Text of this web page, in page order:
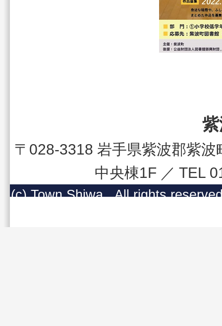
〒028-3318 岩手県紫波郡紫
中央棟1F ／ TEL
(c) Town Shiwa , All rights